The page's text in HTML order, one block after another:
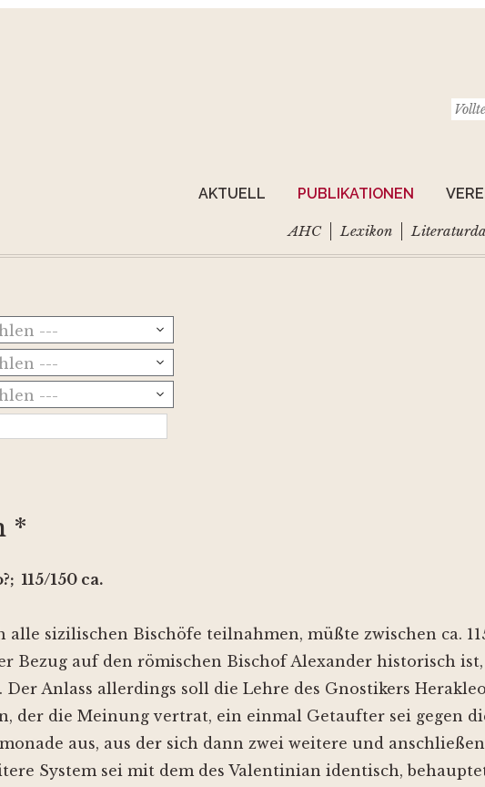
AKTUELL PUBLIKATIONEN
AHC Lexikon
---
---
---
*
115/150 ca.
alle sizilischen Bischöfe teilnahmen, müßte zwischen ca.
Bezug auf den römischen Bischof Alexander historisch
Der Anlass allerdings soll die Lehre des Gnostikers
der die Meinung vertrat, ein einmal Getaufter sei gegen
aus, aus der sich dann zwei weitere und
System sei mit dem des Valentinian identisch,